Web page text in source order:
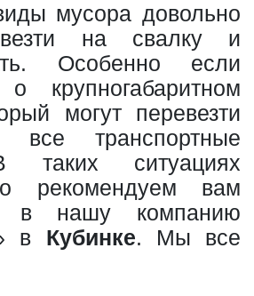
мусора довольно
на свалку и
Особенно если
крупногабаритном
могут перевезти
транспортные
ситуациях
рекомендуем вам
в нашу компанию
в Кубинке. Мы все